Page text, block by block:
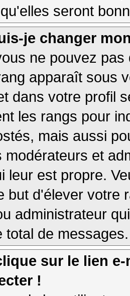
seront
je changer
ne pouvez
apparaît sous
dans votre profil
les rangs pour
mais aussi
modérateurs et
leur est propre.
but d'élever votre
administrateur
total de messages.
sur le lien
!